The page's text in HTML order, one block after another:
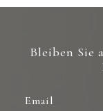
Bleiben Sie
Email